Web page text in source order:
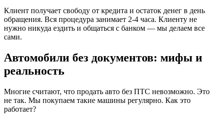
Клиент получает свободу от кредита и остаток денег в день
обращения. Вся процедура занимает 2-4 часа. Клиенту не
нужно никуда ездить и общаться с банком — мы делаем все
сами.
Автомобили без документов: мифы и
реальность
Многие считают, что продать авто без ПТС невозможно. Это
не так. Мы покупаем такие машины регулярно. Как это
работает?